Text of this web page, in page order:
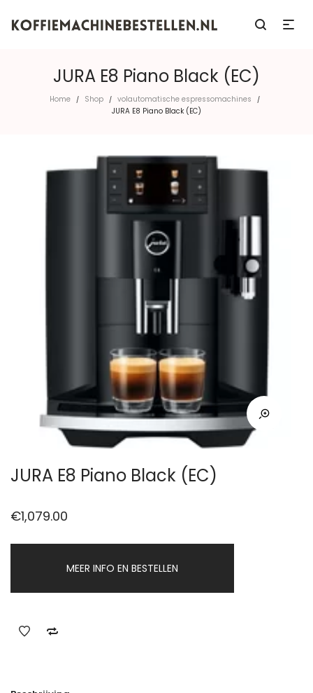
JURA E8 Piano Black (EC)
Home / Shop / volautomatische espressomachines /
JURA E8 Piano Black (EC)
JURA E8 Piano Black (EC)
€1,079.00
MEER INFO EN BESTELLEN